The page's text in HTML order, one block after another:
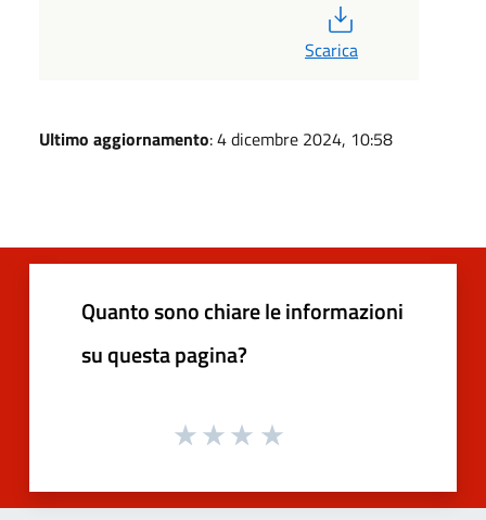
Scarica
Ultimo aggiornamento: 4 dicembre 2024, 10:58
Quanto sono chiare le informazioni
su questa pagina?